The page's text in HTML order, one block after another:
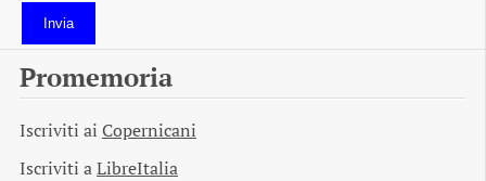
Invia
Promemoria
Iscriviti ai Copernicani
Iscriviti aLibreItalia